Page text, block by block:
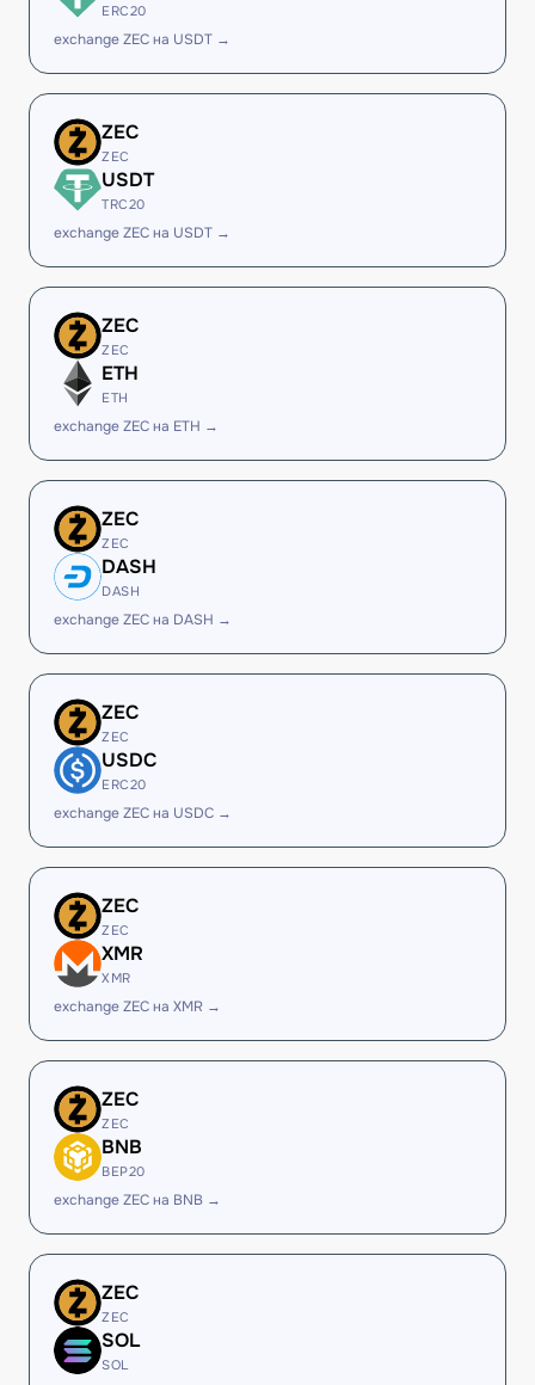
ERC20
exchange ZEC на USDT →
ZEC
ZEC
USDT
TRC20
exchange ZEC на USDT →
ZEC
ZEC
ETH
ETH
exchange ZEC на ETH →
ZEC
ZEC
DASH
DASH
exchange ZEC на DASH →
ZEC
ZEC
USDC
ERC20
exchange ZEC на USDC →
ZEC
ZEC
XMR
XMR
exchange ZEC на XMR →
ZEC
ZEC
BNB
BEP20
exchange ZEC на BNB →
ZEC
ZEC
SOL
SOL